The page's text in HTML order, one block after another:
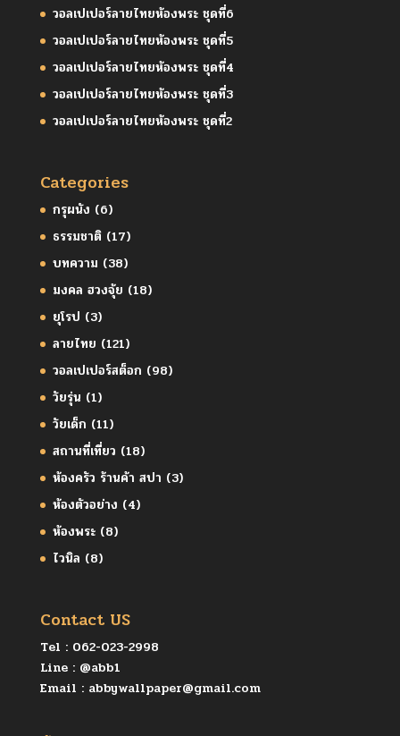
วอลเปเปอร์ลายไทยห้องพระ ชุดที่6
วอลเปเปอร์ลายไทยห้องพระ ชุดที่5
วอลเปเปอร์ลายไทยห้องพระ ชุดที่4
วอลเปเปอร์ลายไทยห้องพระ ชุดที่3
วอลเปเปอร์ลายไทยห้องพระ ชุดที่2
Categories
กรุผนัง (6)
ธรรมชาติ(17)
บทความ (38)
มงคล ฮวงจุ้ย (18)
ยุโรป (3)
ลายไทย (121)
วอลเปเปอร์สต็อก (98)
วัยรุ่น (1)
วัยเด็ก (11)
สถานที่เที่ยว (18)
ห้องครัว ร้านค้า สปา (3)
ห้องตัวอย่าง (4)
ห้องพระ(8)
ไวนิล (8)
Contact US
Tel : 062-023-2998
Line : @abb1
Email : abbywallpaper@gmail.com